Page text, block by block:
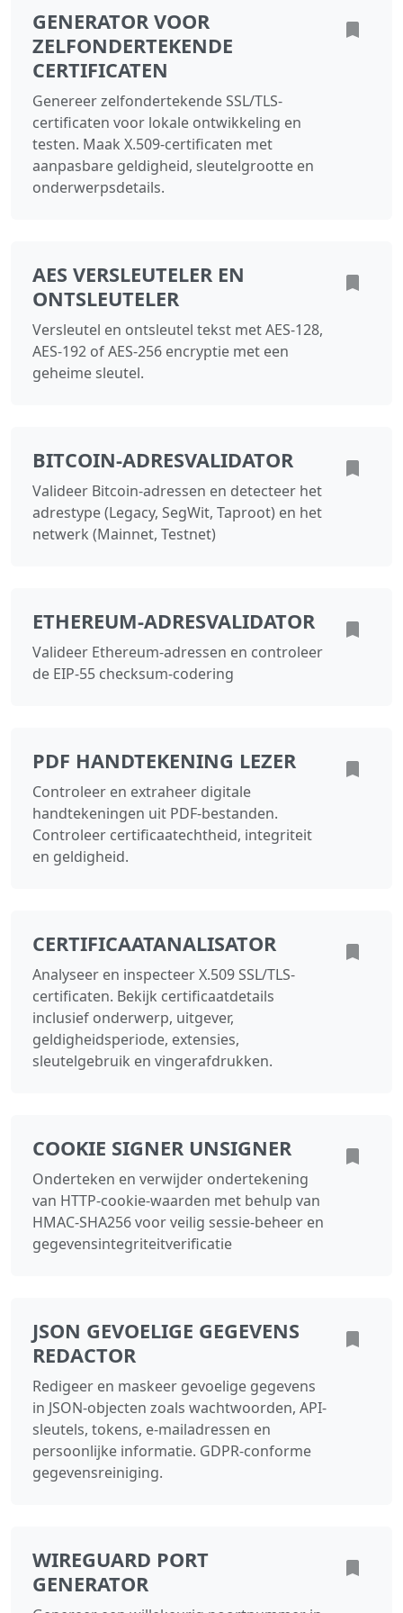
GENERATOR VOOR
ZELFONDERTEKENDE
CERTIFICATEN
Genereer zelfondertekende SSL/TLS-
certificaten voor lokale ontwikkeling en
testen. Maak X.509-certificaten met
aanpasbare geldigheid, sleutelgrootte en
onderwerpsdetails.
AES VERSLEUTELER EN
ONTSLEUTELER
Versleutel en ontsleutel tekst met AES-128,
AES-192 of AES-256 encryptie met een
geheime sleutel.
BITCOIN-ADRESVALIDATOR
Valideer Bitcoin-adressen en detecteer het
adrestype (Legacy, SegWit, Taproot) en het
netwerk (Mainnet, Testnet)
ETHEREUM-ADRESVALIDATOR
Valideer Ethereum-adressen en controleer
de EIP-55 checksum‑codering
PDF HANDTEKENING LEZER
Controleer en extraheer digitale
handtekeningen uit PDF-bestanden.
Controleer certificaatechtheid, integriteit
en geldigheid.
CERTIFICAATANALISATOR
Analyseer en inspecteer X.509 SSL/TLS-
certificaten. Bekijk certificaatdetails
inclusief onderwerp, uitgever,
geldigheidsperiode, extensies,
sleutelgebruik en vingerafdrukken.
COOKIE SIGNER UNSIGNER
Onderteken en verwijder ondertekening
van HTTP-cookie-waarden met behulp van
HMAC-SHA256 voor veilig sessie-beheer en
gegevensintegriteitverificatie
JSON GEVOELIGE GEGEVENS
REDACTOR
Redigeer en maskeer gevoelige gegevens
in JSON-objecten zoals wachtwoorden, API-
sleutels, tokens, e-mailadressen en
persoonlijke informatie. GDPR-conforme
gegevensreiniging.
WIREGUARD PORT
GENERATOR